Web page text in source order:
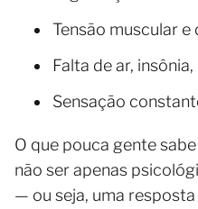
Tensão muscular
Falta de ar,
Sensação
O que pouca gente
não ser apenas
— ou seja, uma